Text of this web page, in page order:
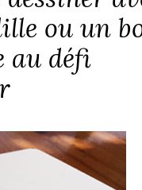
ou un
au défi